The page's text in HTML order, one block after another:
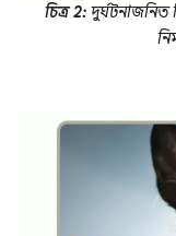
চিত্র 2:দুর্ঘটনাজনিত